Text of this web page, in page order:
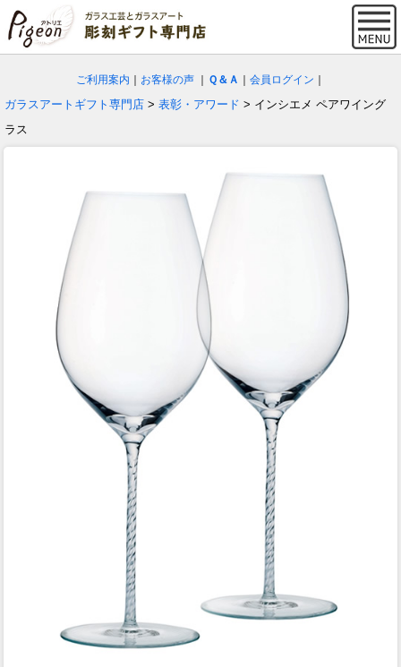
ご利用案内 お客様の声 Ｑ＆Ａ 会員ログイン
ガラスアートギフト専門店 > 表彰・アワード > インシエメ ペアワイング
ラス